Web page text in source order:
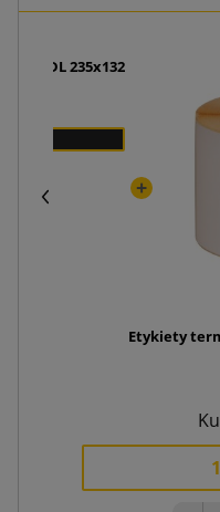
DL 235x132
Etykiety